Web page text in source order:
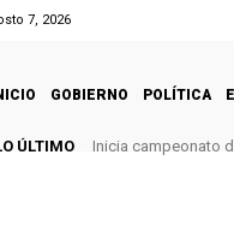
7, 2026
GOBIERNO POLÍTICA
ÚLTIMO Inicia campeonato